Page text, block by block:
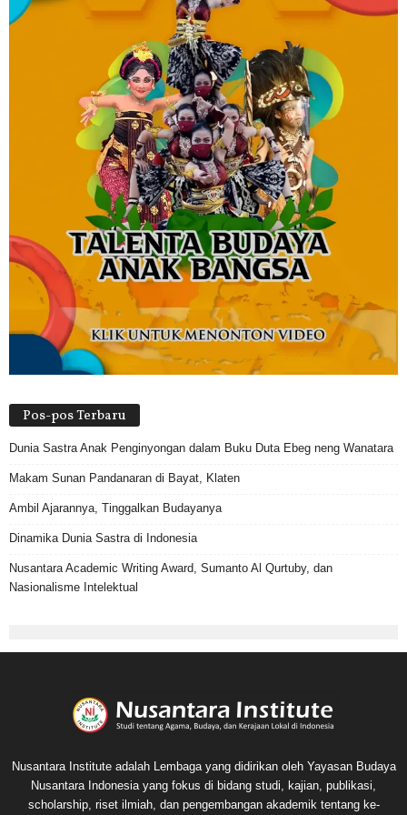
Pos-pos Terbaru
Dunia Sastra Anak Penginyongan dalam Buku Duta Ebeg neng Wanatara
Makam Sunan Pandanaran di Bayat, Klaten
Ambil Ajarannya, Tinggalkan Budayanya
Dinamika Dunia Sastra di Indonesia
Nusantara Academic Writing Award, Sumanto Al Qurtuby, dan
Nasionalisme Intelektual
Nusantara Institute adalah Lembaga yang didirikan oleh Yayasan Budaya
Nusantara Indonesia yang fokus di bidang studi, kajian, publikasi,
scholarship, riset ilmiah, dan pengembangan akademik tentang ke-